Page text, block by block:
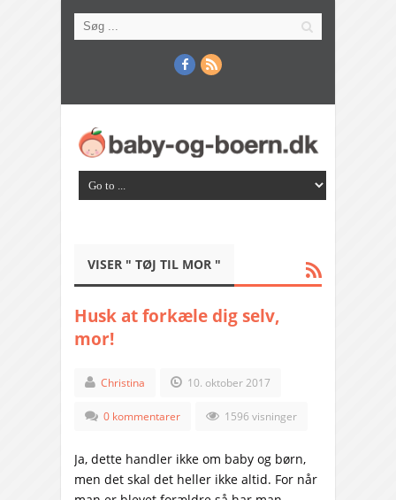
VISER " TØJ TIL MOR "
Husk at forkæle dig selv,
mor!
Christina 10. oktober 2017
0 kommentarer 1596 visninger
Ja, dette handler ikke om baby og børn,
men det skal det heller ikke altid. For når